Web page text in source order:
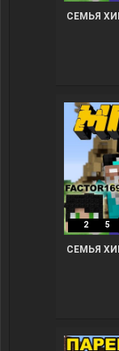
СЕМЬЯ
2 5
СЕМЬЯ